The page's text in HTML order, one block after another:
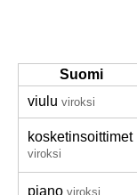
Suomi
viulu viroksi
kosketinsoittimet
viroksi
piano viroksi